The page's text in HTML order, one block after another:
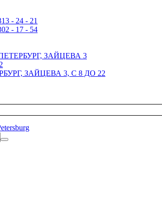
- 24 - 21
- 17 - 54
ЗАЙЦЕВА 3
ЗАЙЦЕВА 3, С 8 ДО 22